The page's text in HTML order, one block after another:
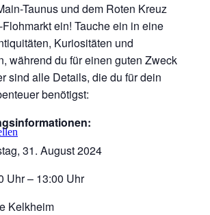
Taunus und dem Roten Kreuz
ein! Tauche ein in eine
Kuriositäten und
während du für einen guten Zweck
sind alle Details, die du für dein
benötigst:
31. August 2024
Uhr – 13:00 Uhr
Kelkheim